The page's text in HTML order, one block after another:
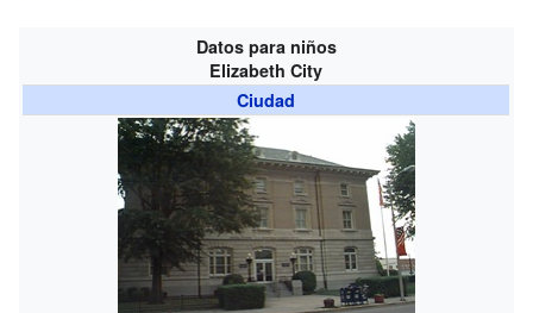
Datos para niños
Elizabeth City
Ciudad